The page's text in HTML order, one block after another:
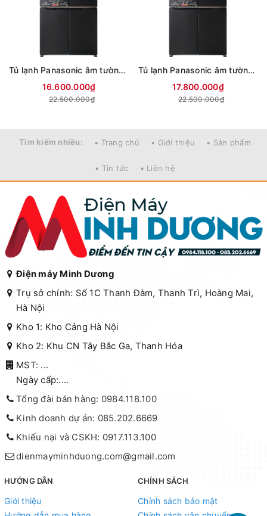
Tủ lạnh Panasonic âm tường 4 Cửa Inverter 487 Lít NR-XZ550CWKV
16.600.000₫
22.500.000₫
Tủ lạnh Panasonic âm tường 4 Cửa Inverter 525 Lít NR-XZ590CWKV
17.800.000₫
22.500.000₫
Tìm kiếm nhiều: • Trang chủ • Giới thiệu • Sản phẩm
• Tin tức • Liên hệ
Điện máy Minh Dương
Trụ sở chính: Số 1C Thanh Đàm, Thanh Trì, Hoàng Mai,
Hà Nội
Kho 1: Kho Cảng Hà Nội
Kho 2: Khu CN Tây Bắc Ga, Thanh Hóa
MST: ...
Ngày cấp:....
Tổng đài bán hàng: 0984.118.100
Kinh doanh dự án: 085.202.6669
Khiếu nại và CSKH: 0917.113.100
dienmayminhduong.com@gmail.com
HƯỚNG DẪN
Giới thiệu
CHÍNH SÁCH
Chính sách bảo mật